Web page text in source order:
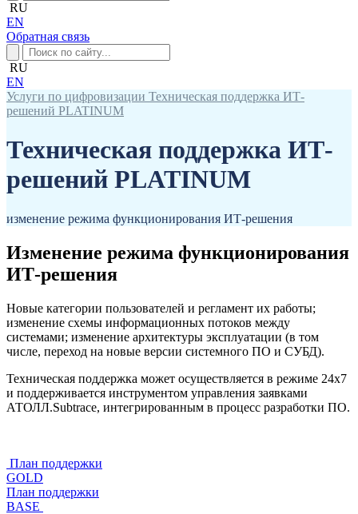
RU
EN
Обратная связь
RU
EN
Услуги по цифровизации Техническая поддержка ИТ-
решений PLATINUM
Техническая поддержка ИТ-
решений PLATINUM
изменение режима функционирования ИТ-решения
Изменение режима функционирования
ИТ-решения
Новые категории пользователей и регламент их работы;
изменение схемы информационных потоков между
системами; изменение архитектуры эксплуатации (в том
числе, переход на новые версии системного ПО и СУБД).
Техническая поддержка может осуществляется в режиме 24x7
и поддерживается инструментом управления заявками
АТОЛЛ.Subtrace, интегрированным в процесс разработки ПО.
План поддержки
GOLD
План поддержки
BASE